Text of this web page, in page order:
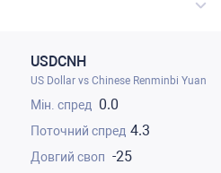
USDCNH
US Dollar vs Chinese Renminbi Yuan
0.0
4.3
-25